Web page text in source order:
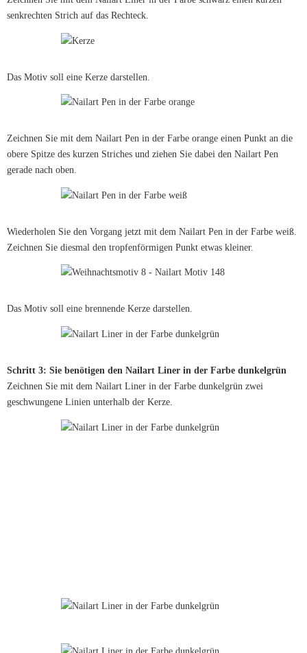
senkrechten Strich auf das Rechteck.
Das Motiv soll eine Kerze darstellen.
Zeichnen Sie mit dem Nailart Pen in der Farbe orange einen Punkt an die
obere Spitze des kurzen Striches und ziehen Sie dabei den Nailart Pen
gerade nach oben.
Wiederholen Sie den Vorgang jetzt mit dem Nailart Pen in der Farbe weiß.
Zeichnen Sie diesmal den tropfenförmigen Punkt etwas kleiner.
Das Motiv soll eine brennende Kerze darstellen.
Schritt 3: Sie benötigen den Nailart Liner in der Farbe dunkelgrün
Zeichnen Sie mit dem Nailart Liner in der Farbe dunkelgrün zwei
geschwungene Linien unterhalb der Kerze.